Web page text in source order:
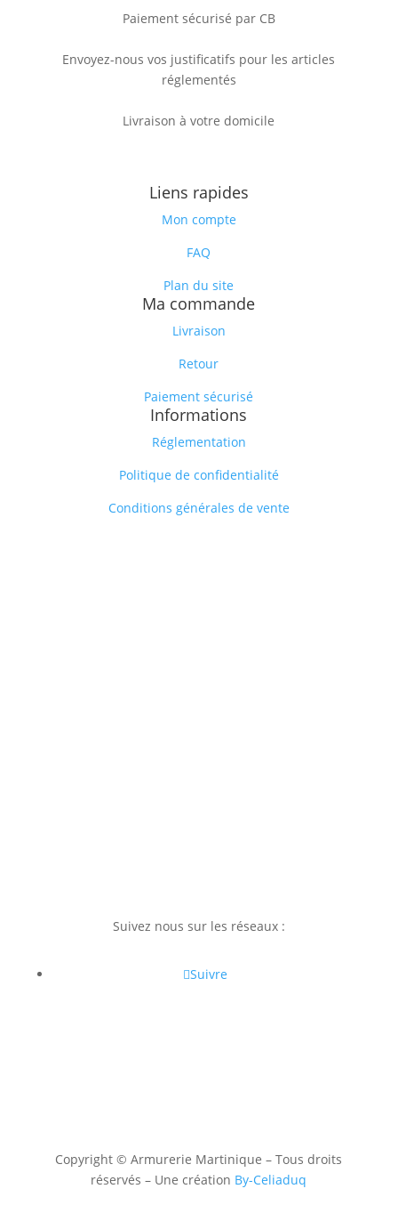
Paiement sécurisé par CB
Envoyez-nous vos justificatifs pour les articles
réglementés
Livraison à votre domicile
Liens rapides
Mon compte
FAQ
Plan du site
Ma commande
Livraison
Retour
Paiement sécurisé
Informations
Réglementation
Politique de confidentialité
Conditions générales de vente
Suivez nous sur les réseaux :
Suivre
Copyright © Armurerie Martinique – Tous droits
réservés – Une création By-Celiaduq